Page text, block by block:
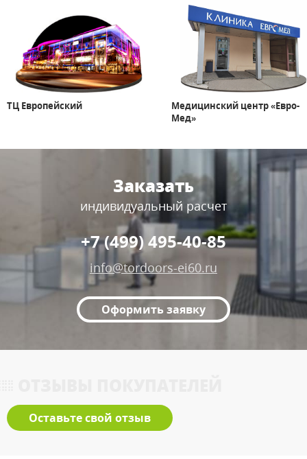
ТЦ Европейский
Медицинский центр «Евро-
Мед»
Заказать
индивидуальный расчет
Оформить заявку
+7 (499) 495-40-85
info@tordoors-ei60.ru
Оставьте свой отзыв